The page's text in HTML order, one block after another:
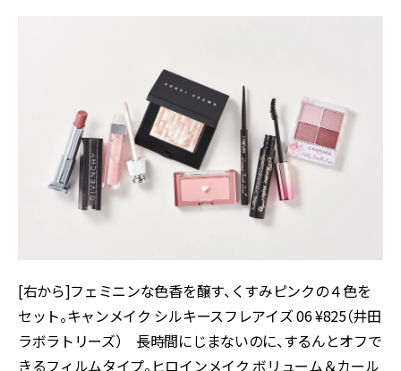
[右から]フェミニンな色香を醸す、くすみピンクの４色を
セット。キャンメイク シルキースフレアイズ 06 ¥825（井田
ラボラトリーズ） 長時間にじまないのに、するんとオフで
きるフィルムタイプ。ヒロインメイク ボリューム＆カール